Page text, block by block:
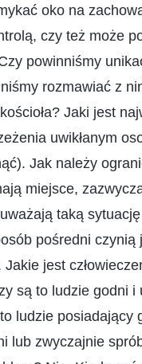
oko na
czy też może
powinniśmy
rozmawiać z
Jaki jest
uwikłanym
Jak należy
miejsce,
taką
pośredni
jest
są to ludzie godni i
ludzie posiadający
lub zwyczajnie